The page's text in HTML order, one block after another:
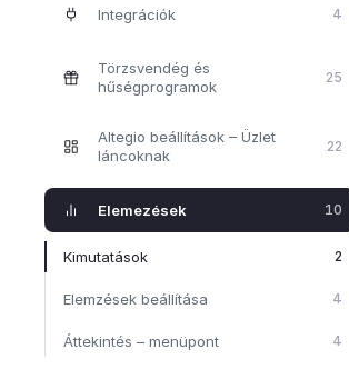
Integrációk 4
Törzsvendég és
hűségprogramok
25
Altegio beállítások – Üzlet
láncoknak
22
Elemezések 10
Kimutatások 2
Elemzések beállítása 4
Áttekintés – menüpont 4